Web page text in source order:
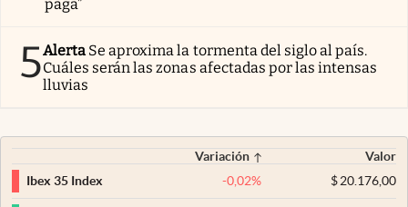
paga”
5Alerta Se aproxima la tormenta del siglo al país.
Cuáles serán las zonas afectadas por las intensas
lluvias
Variación
Valor
Ibex 35 Index
-0,02% $20.176,00